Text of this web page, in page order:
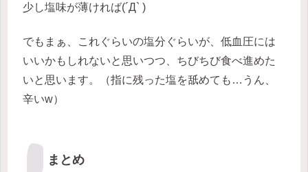
少し塩味が薄ければ(´Д` )
でもまぁ、これぐらいの塩分ぐらいが、低血圧には
いいかもしれないと思いつつ、ちびちび食べ進めた
いと思います。（指に残った塩を舐めても…うん、
辛いw）
まとめ